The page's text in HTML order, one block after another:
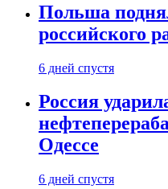
Польша
российского
6 дней спустя
Россия
Одессе
6 дней спустя